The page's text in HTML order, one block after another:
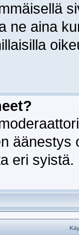
ne aina
äänestys
eri syistä.